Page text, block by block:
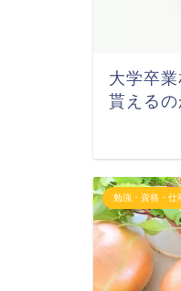
大学卒
貰える
勉強・資格・仕